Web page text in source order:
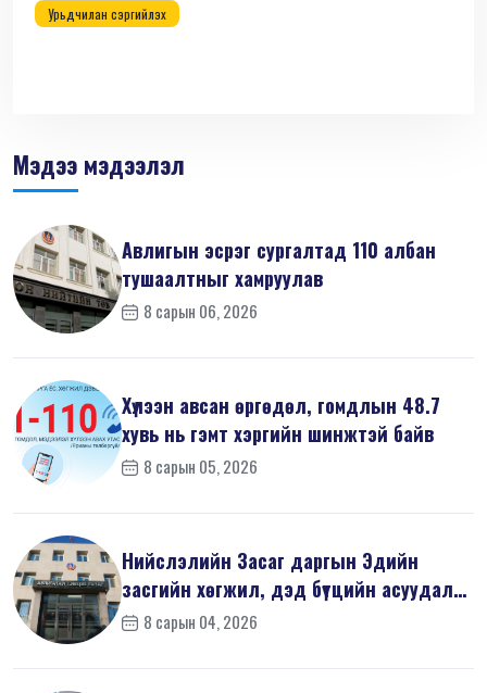
Урьдчилан сэргийлэх
Мэдээ мэдээлэл
Авлигын эсрэг сургалтад 110 албан
тушаалтныг хамруулав
8 сарын 06, 2026
Хүлээн авсан өргөдөл, гомдлын 48.7
хувь нь гэмт хэргийн шинжтэй байв
8 сарын 05, 2026
Нийслэлийн Засаг даргын Эдийн
засгийн хөгжил, дэд бүтцийн асуудал
хари...
8 сарын 04, 2026